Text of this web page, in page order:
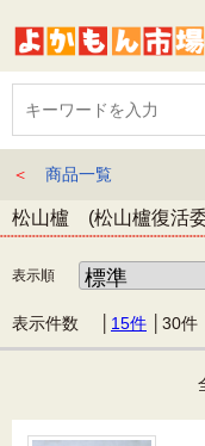
＜ 商品一覧
松山櫨 (松山櫨復活
表示順
表示件数 │ 15件 30件